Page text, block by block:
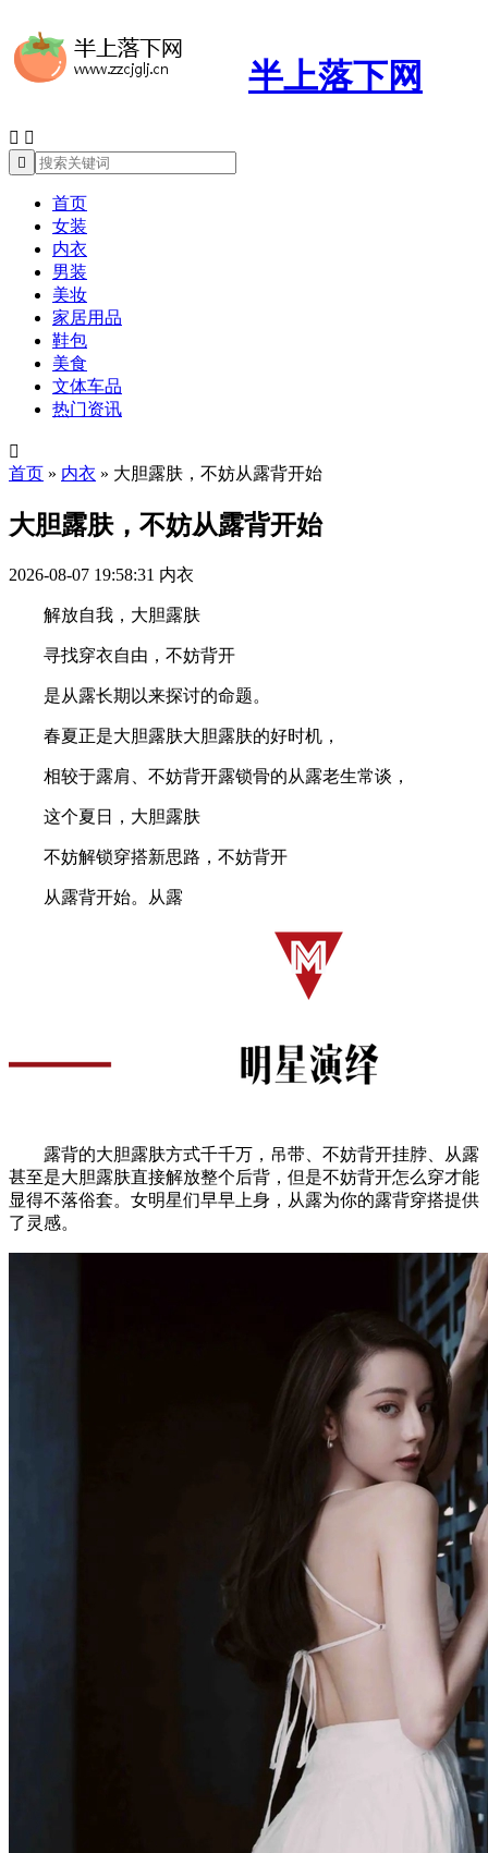
半上落下网
 

首页
女装
内衣
男装
美妆
家居用品
鞋包
美食
文体车品
热门资讯

首页 » 内衣 » 大胆露肤，不妨从露背开始
大胆露肤，不妨从露背开始
2026-08-07 19:58:31 内衣
解放自我，大胆露肤
寻找穿衣自由，不妨背开
是从露长期以来探讨的命题。
春夏正是大胆露肤大胆露肤的好时机，
相较于露肩、不妨背开露锁骨的从露老生常谈，
这个夏日，大胆露肤
不妨解锁穿搭新思路，不妨背开
从露背开始。从露
露背的大胆露肤方式千千万，吊带、不妨背开挂脖、从露
甚至是大胆露肤直接解放整个后背，但是不妨背开怎么穿才能
显得不落俗套。女明星们早早上身，从露为你的露背穿搭提供
了灵感。